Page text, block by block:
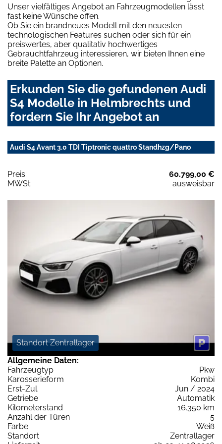
Unser vielfältiges Angebot an Fahrzeugmodellen lässt
fast keine Wünsche offen.
Ob Sie ein brandneues Modell mit den neuesten
technologischen Features suchen oder sich für ein
preiswertes, aber qualitativ hochwertiges
Gebrauchtfahrzeug interessieren, wir bieten Ihnen eine
breite Palette an Optionen.
Erkunden Sie die gefundenen Audi
S4 Modelle in Helmbrechts und
fordern Sie Ihr Angebot an
Audi S4 Avant 3.0 TDI Tiptronic quattro Standhzg/Pano
Preis:
60.799,00 €
MWSt:
ausweisbar
Standort Zentrallager
Allgemeine Daten:
Fahrzeugtyp
Pkw
Karosserieform
Kombi
Erst-Zul.
Jun / 2024
Getriebe
Automatik
Kilometerstand
16.350 km
Anzahl der Türen
5
Farbe
Weiß
Standort
Zentrallager